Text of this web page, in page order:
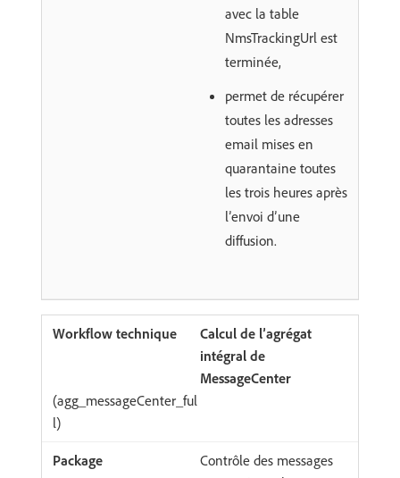
avec la table
NmsTrackingUrl est
terminée,
permet de récupérer
toutes les adresses
email mises en
quarantaine toutes
les trois heures après
l’envoi d’une
diffusion.
Calcul de l’agrégat
intégral de
MessageCenter
(agg_messageCenter_ful
l)
Contrôle des messages